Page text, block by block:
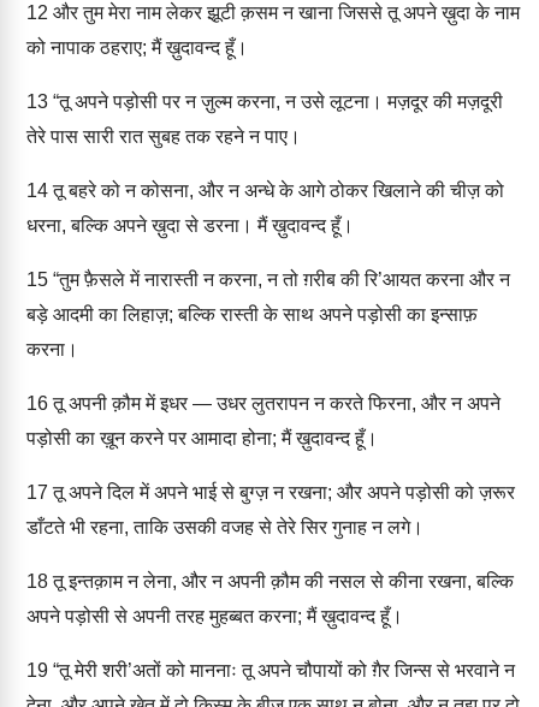
12 और तुम मेरा नाम लेकर झूटी क़सम न खाना जिससे तू अपने ख़ुदा के नाम
को नापाक ठहराए; मैं ख़ुदावन्द हूँ।
13 “तू अपने पड़ोसी पर न ज़ुल्म करना, न उसे लूटना। मज़दूर की मज़दूरी
तेरे पास सारी रात सुबह तक रहने न पाए।
14तू बहरे को न कोसना, और न अन्धे के आगे ठोकर खिलाने की चीज़ को
धरना, बल्कि अपने ख़ुदा से डरना। मैं ख़ुदावन्द हूँ।
15 “तुम फ़ैसले में नारास्ती न करना, न तो ग़रीब की रि’आयत करना और न
बड़े आदमी का लिहाज़; बल्कि रास्ती के साथ अपने पड़ोसी का इन्साफ़
करना।
16तू अपनी क़ौम में इधर — उधर लुतरापन न करते फिरना, और न अपने
पड़ोसी का ख़ून करने पर आमादा होना; मैं ख़ुदावन्द हूँ।
17 तू अपने दिल में अपने भाई से बुग्ज़ न रखना; और अपने पड़ोसी को ज़रूर
डाँटते भी रहना, ताकि उसकी वजह से तेरे सिर गुनाह न लगे।
18तू इन्तक़ाम न लेना, और न अपनी क़ौम की नसल से कीना रखना, बल्कि
अपने पड़ोसी से अपनी तरह मुहब्बत करना; मैं ख़ुदावन्द हूँ।
19 “तू मेरी शरी’अतों को माननाः तू अपने चौपायों को ग़ैर जिन्स से भरवाने न